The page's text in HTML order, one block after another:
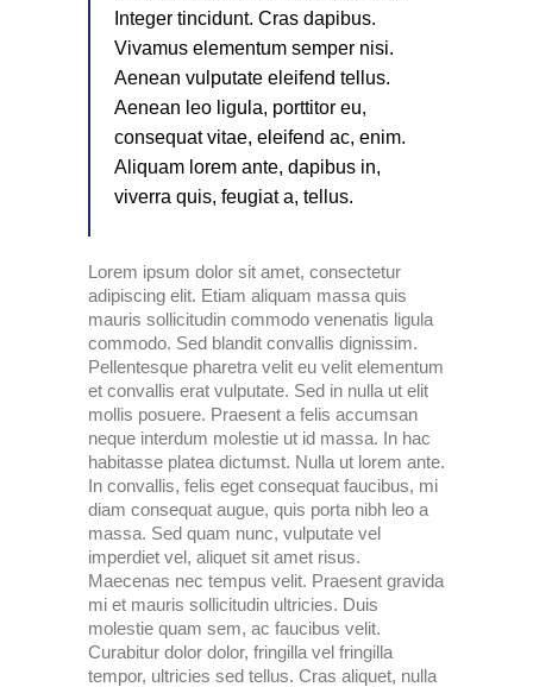
Integer tincidunt. Cras dapibus.
Vivamus elementum semper nisi.
Aenean vulputate eleifend tellus.
Aenean leo ligula, porttitor eu,
consequat vitae, eleifend ac, enim.
Aliquam lorem ante, dapibus in,
viverra quis, feugiat a, tellus.
Lorem ipsum dolor sit amet, consectetur
adipiscing elit. Etiam aliquam massa quis
mauris sollicitudin commodo venenatis ligula
commodo. Sed blandit convallis dignissim.
Pellentesque pharetra velit eu velit elementum
et convallis erat vulputate. Sed in nulla ut elit
mollis posuere. Praesent a felis accumsan
neque interdum molestie ut id massa. In hac
habitasse platea dictumst. Nulla ut lorem ante.
In convallis, felis eget consequat faucibus, mi
diam consequat augue, quis porta nibh leo a
massa. Sed quam nunc, vulputate vel
imperdiet vel, aliquet sit amet risus.
Maecenas nec tempus velit. Praesent gravida
mi et mauris sollicitudin ultricies. Duis
molestie quam sem, ac faucibus velit.
Curabitur dolor dolor, fringilla vel fringilla
tempor, ultricies sed tellus. Cras aliquet, nulla